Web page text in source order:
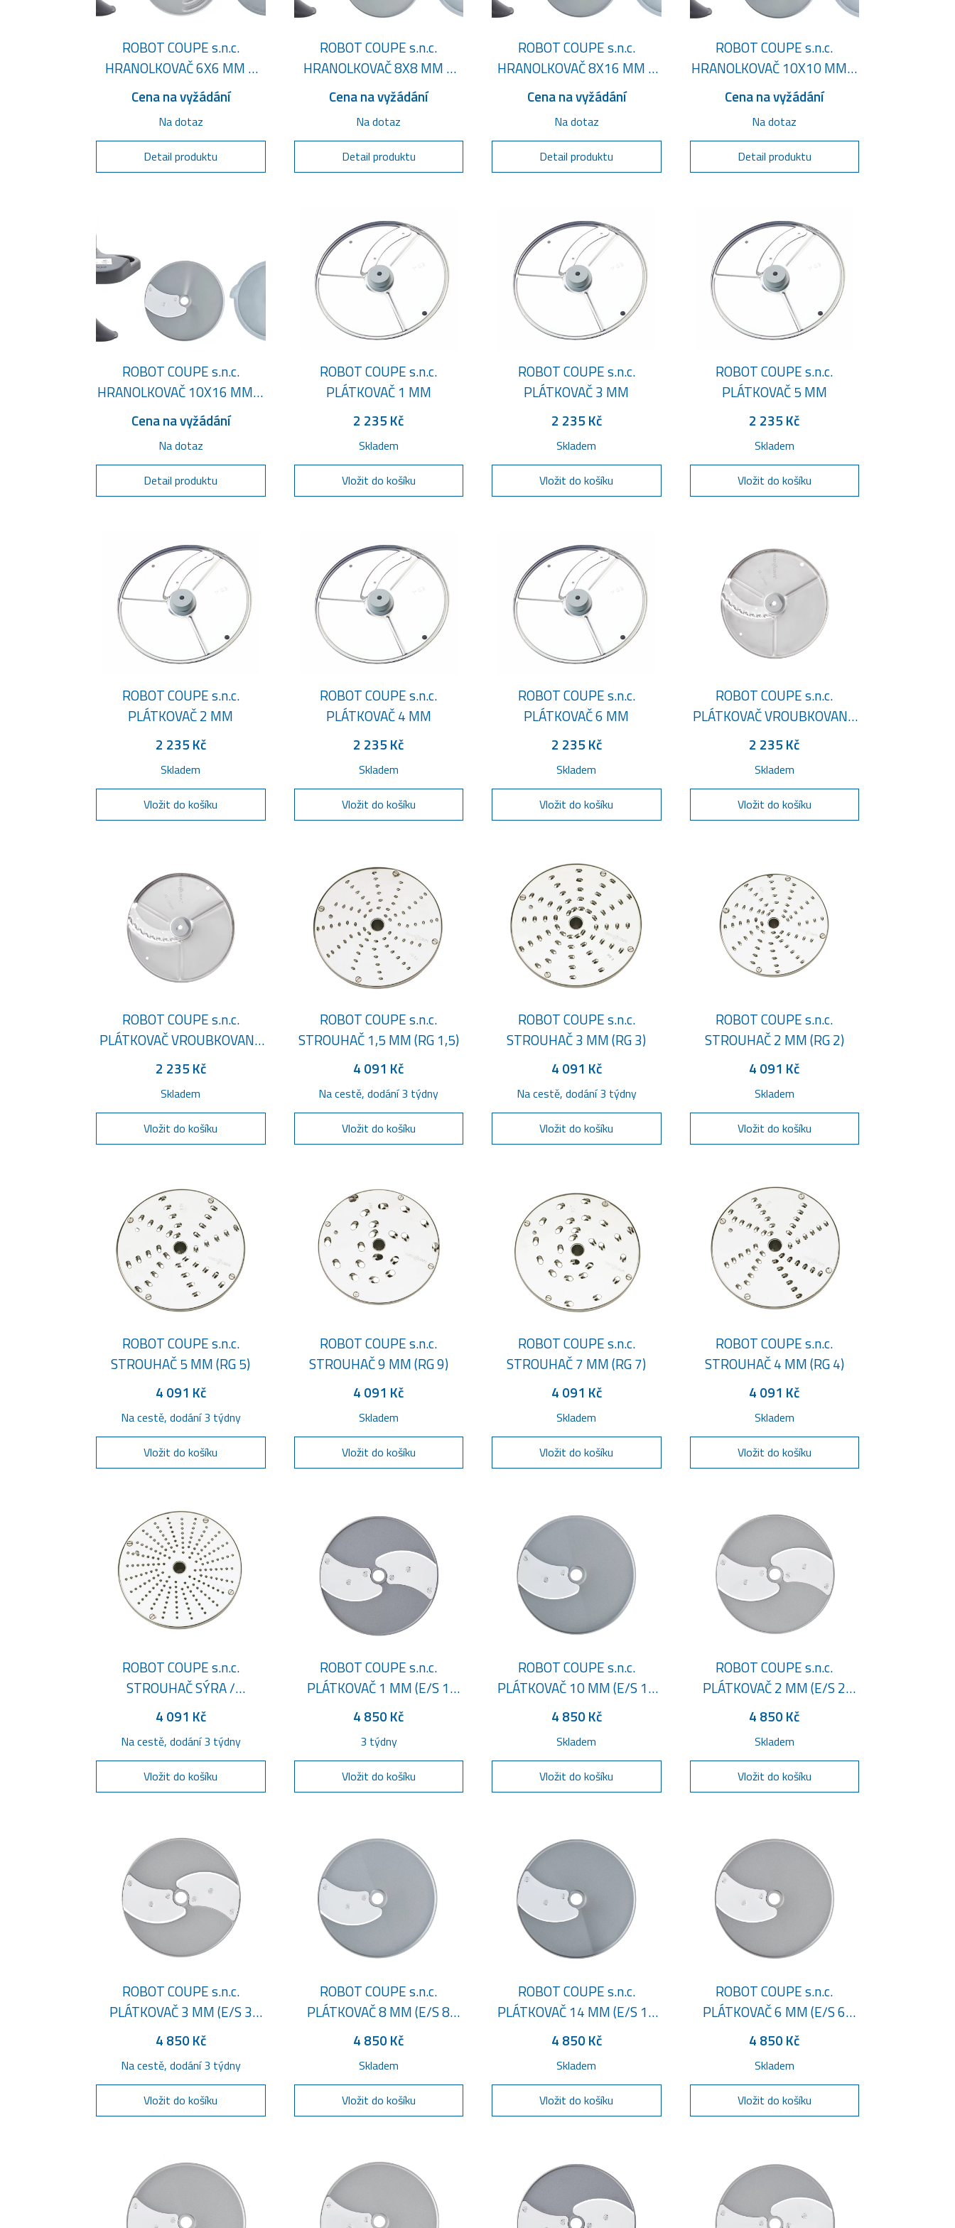
ROBOT COUPE s.n.c.
HRANOLKOVAČ 6X6 MM +
EASYLOADER - KOMPLET
Cena na vyžádání
Na dotaz
Detail produktu
ROBOT COUPE s.n.c.
HRANOLKOVAČ 8X8 MM +
EASYLOADER - KOMPLET
Cena na vyžádání
Na dotaz
Detail produktu
ROBOT COUPE s.n.c.
HRANOLKOVAČ 8X16 MM +
EASYLOADER - KOMPLET
Cena na vyžádání
Na dotaz
Detail produktu
ROBOT COUPE s.n.c.
HRANOLKOVAČ 10X10 MM +
EASYLOADER - KOMPLET
Cena na vyžádání
Na dotaz
Detail produktu
ROBOT COUPE s.n.c.
HRANOLKOVAČ 10X16 MM +
EASYLOADER - KOMPLET
Cena na vyžádání
Na dotaz
Detail produktu
ROBOT COUPE s.n.c.
PLÁTKOVAČ 1 MM
2 235 Kč
Skladem
Vložit do košíku
ROBOT COUPE s.n.c.
PLÁTKOVAČ 3 MM
2 235 Kč
Skladem
Vložit do košíku
ROBOT COUPE s.n.c.
PLÁTKOVAČ 5 MM
2 235 Kč
Skladem
Vložit do košíku
ROBOT COUPE s.n.c.
PLÁTKOVAČ 2 MM
2 235 Kč
Skladem
Vložit do košíku
ROBOT COUPE s.n.c.
PLÁTKOVAČ 4 MM
2 235 Kč
Skladem
Vložit do košíku
ROBOT COUPE s.n.c.
PLÁTKOVAČ 6 MM
2 235 Kč
Skladem
Vložit do košíku
ROBOT COUPE s.n.c.
PLÁTKOVAČ VROUBKOVANÝ
3 MM
2 235 Kč
Skladem
Vložit do košíku
ROBOT COUPE s.n.c.
PLÁTKOVAČ VROUBKOVANÝ
5 MM
2 235 Kč
Skladem
Vložit do košíku
ROBOT COUPE s.n.c.
STROUHAČ 1,5 MM (RG 1,5)
4 091 Kč
Na cestě, dodání 3 týdny
Vložit do košíku
ROBOT COUPE s.n.c.
STROUHAČ 3 MM (RG 3)
4 091 Kč
Na cestě, dodání 3 týdny
Vložit do košíku
ROBOT COUPE s.n.c.
STROUHAČ 2 MM (RG 2)
4 091 Kč
Skladem
Vložit do košíku
ROBOT COUPE s.n.c.
STROUHAČ 5 MM (RG 5)
4 091 Kč
Na cestě, dodání 3 týdny
Vložit do košíku
ROBOT COUPE s.n.c.
STROUHAČ 9 MM (RG 9)
4 091 Kč
Skladem
Vložit do košíku
ROBOT COUPE s.n.c.
STROUHAČ 7 MM (RG 7)
4 091 Kč
Skladem
Vložit do košíku
ROBOT COUPE s.n.c.
STROUHAČ 4 MM (RG 4)
4 091 Kč
Skladem
Vložit do košíku
ROBOT COUPE s.n.c.
STROUHAČ SÝRA /
PARMEZAN
4 091 Kč
Na cestě, dodání 3 týdny
Vložit do košíku
ROBOT COUPE s.n.c.
PLÁTKOVAČ 1 MM (E/S 1
3/64")
4 850 Kč
3 týdny
Vložit do košíku
ROBOT COUPE s.n.c.
PLÁTKOVAČ 10 MM (E/S 10
3/8")
4 850 Kč
Skladem
Vložit do košíku
ROBOT COUPE s.n.c.
PLÁTKOVAČ 2 MM (E/S 2
5/64")
4 850 Kč
Skladem
Vložit do košíku
ROBOT COUPE s.n.c.
PLÁTKOVAČ 3 MM (E/S 3
1/8")
4 850 Kč
Na cestě, dodání 3 týdny
Vložit do košíku
ROBOT COUPE s.n.c.
PLÁTKOVAČ 8 MM (E/S 8
5/16")
4 850 Kč
Skladem
Vložit do košíku
ROBOT COUPE s.n.c.
PLÁTKOVAČ 14 MM (E/S 14
9/16")
4 850 Kč
Skladem
Vložit do košíku
ROBOT COUPE s.n.c.
PLÁTKOVAČ 6 MM (E/S 6
1/4")
4 850 Kč
Skladem
Vložit do košíku